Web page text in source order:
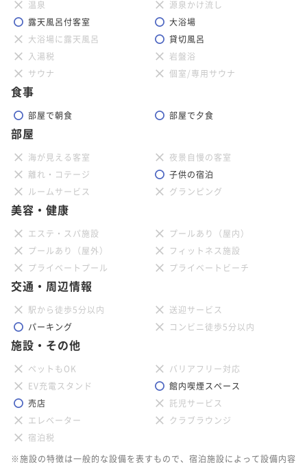
温泉
源泉かけ流し
露天風呂付客室
大浴場
大浴場に露天風呂
貸切風呂
入湯税
岩盤浴
サウナ
個室/専用サウナ
食事
部屋で朝食 部屋で夕食
部屋
海が見える客室
夜景自慢の客室
離れ・コテージ
子供の宿泊
ルームサービス
グランピング
美容・健康
エステ・スパ施設
プールあり（屋内）
プールあり（屋外）
フィットネス施設
プライベートプール
プライベートビーチ
交通・周辺情報
駅から徒歩5分以内
送迎サービス
パーキング
コンビニ徒歩5分以内
施設・その他
ペットもOK
バリアフリー対応
EV充電スタンド
館内喫煙スペース
売店
託児サービス
エレベーター
クラブラウンジ
宿泊税
※施設の特徴は一般的な設備を表すもので、宿泊施設によって設備内容